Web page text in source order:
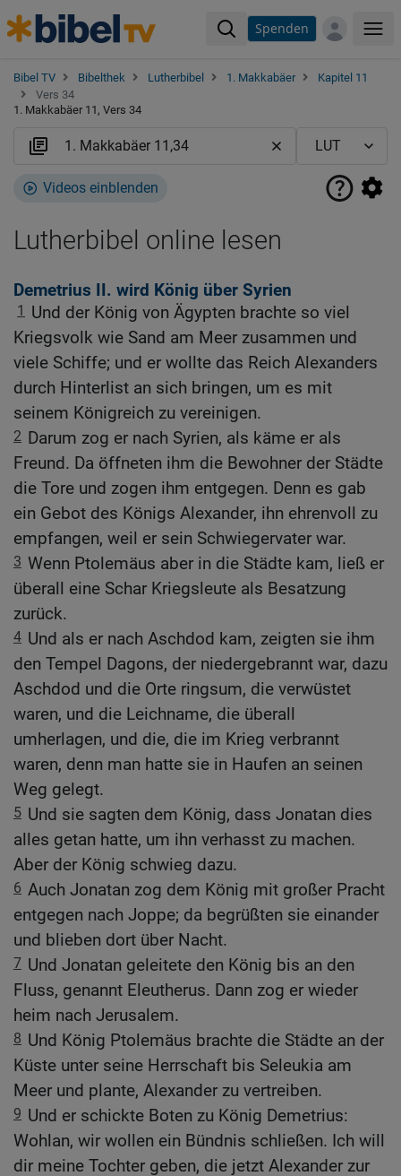
Spenden
Bibel TV Bibelthek Lutherbibel 1. Makkabäer
Kapitel 11
Vers 34
1. Makkabäer 11, Vers 34
Videos einblenden
Lutherbibel online lesen
Demetrius II. wird König über Syrien
1
Und der König von Ägypten brachte so viel
Kriegsvolk wie Sand am Meer zusammen und
viele Schiffe; und er wollte das Reich Alexanders
durch Hinterlist an sich bringen, um es mit
seinem Königreich zu vereinigen.
2 Darum zog er nach Syrien, als käme er als
Freund. Da öffneten ihm die Bewohner der Städte
die Tore und zogen ihm entgegen. Denn es gab
ein Gebot des Königs Alexander, ihn ehrenvoll zu
empfangen, weil er sein Schwiegervater war.
3 Wenn Ptolemäus aber in die Städte kam, ließ er
überall eine Schar Kriegsleute als Besatzung
zurück.
4 Und als er nach Aschdod kam, zeigten sie ihm
den Tempel Dagons, der niedergebrannt war, dazu
Aschdod und die Orte ringsum, die verwüstet
waren, und die Leichname, die überall
umherlagen, und die, die im Krieg verbrannt
waren, denn man hatte sie in Haufen an seinen
Weg gelegt.
5 Und sie sagten dem König, dass Jonatan dies
alles getan hatte, um ihn verhasst zu machen.
Aber der König schwieg dazu.
6 Auch Jonatan zog dem König mit großer Pracht
entgegen nach Joppe; da begrüßten sie einander
und blieben dort über Nacht.
7 Und Jonatan geleitete den König bis an den
Fluss, genannt Eleutherus. Dann zog er wieder
heim nach Jerusalem.
8 Und König Ptolemäus brachte die Städte an der
Küste unter seine Herrschaft bis Seleukia am
Meer und plante, Alexander zu vertreiben.
9 Und er schickte Boten zu König Demetrius:
Wohlan, wir wollen ein Bündnis schließen. Ich will
dir meine Tochter geben, die jetzt Alexander zur